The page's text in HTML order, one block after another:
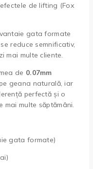
de lifting (Fox
gata formate
reduce semnificativ,
mai multe cliente.
de 0.07mm
geana naturală, iar
perfectă și o
multe săptămâni.
gata formate)